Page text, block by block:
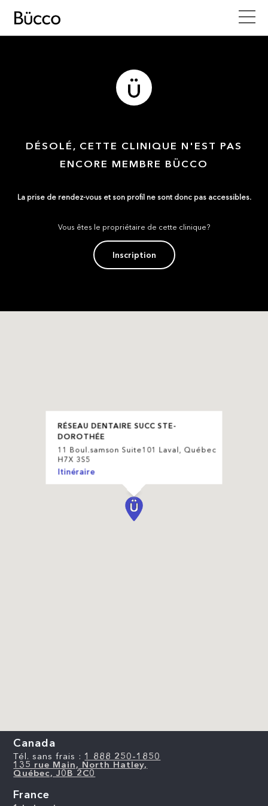
DÉSOLÉ, CETTE CLINIQUE N'EST PAS
ENCORE MEMBRE BÜCCO
La prise de rendez-vous et son profil ne sont donc pas accessibles.
Vous êtes le propriétaire de cette clinique?
Inscription
RÉSEAU DENTAIRE SUCC STE-
DOROTHÉE
11 Boul.samson Suite101 Laval, Québec
H7X 3S5
Itinéraire
Canada
Tél. sans frais : 1 888 250-1850
135 rue Main, North Hatley,
Québec, J0B 2C0
France